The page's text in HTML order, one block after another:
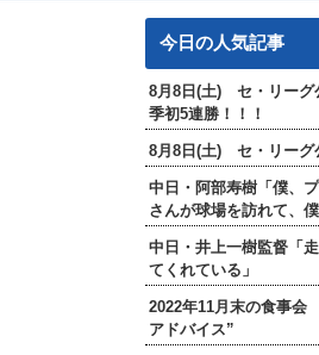
今日の人気記事
8月8日(土) セ・リーグ
季初5連勝！！！
8月8日(土) セ・リーグ
中日・阿部寿樹「僕、
さんが球場を訪れて、
中日・井上一樹監督「
てくれている」
2022年11月末の食事会
アドバイス”